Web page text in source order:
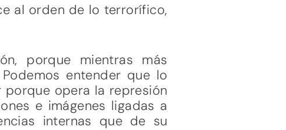
al orden de lo terrorífico,
porque mientras más
entender que lo
opera la represión
e imágenes ligadas a
internas que de su